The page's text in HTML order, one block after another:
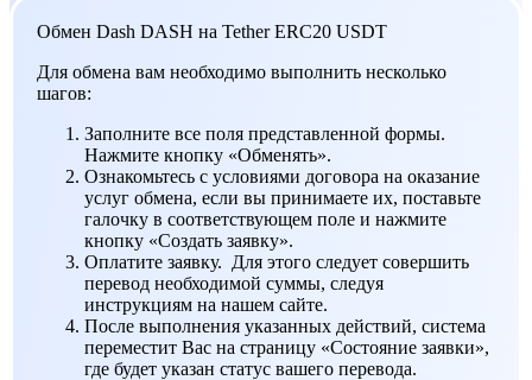
Обмен Dash DASH на Tether ERC20 USDT
Для обмена вам необходимо выполнить несколько
шагов:
Заполните все поля представленной формы.
Нажмите кнопку «Обменять».
Ознакомьтесь с условиями договора на оказание
услуг обмена, если вы принимаете их, поставьте
галочку в соответствующем поле и нажмите
кнопку «Создать заявку».
Оплатите заявку. Для этого следует совершить
перевод необходимой суммы, следуя
инструкциям на нашем сайте.
После выполнения указанных действий, система
переместит Вас на страницу «Состояние заявки»,
где будет указан статус вашего перевода.